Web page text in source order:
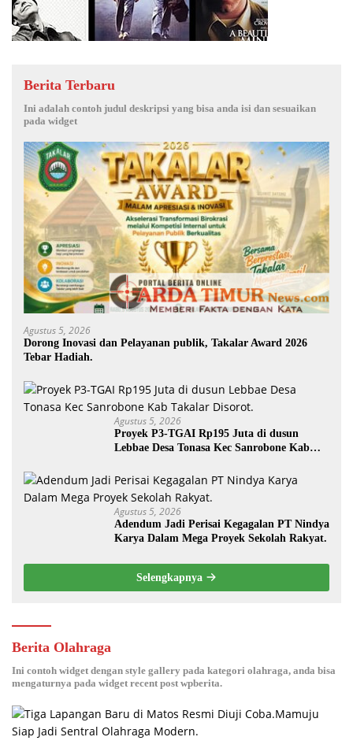
Berita Terbaru
Ini adalah contoh judul deskripsi yang bisa anda isi dan sesuaikan
pada widget
Agustus 5, 2026
Dorong Inovasi dan Pelayanan publik, Takalar Award 2026
Tebar Hadiah.
Agustus 5, 2026
Proyek P3-TGAI Rp195 Juta di dusun
Lebbae Desa Tonasa Kec Sanrobone Kab
Agustus 5, 2026
Adendum Jadi Perisai Kegagalan PT Nindya
Karya Dalam Mega Proyek Sekolah Rakyat.
Selengkapnya
Berita Olahraga
Ini contoh widget dengan style gallery pada kategori olahraga, anda bisa
mengaturnya pada widget recent post wpberita.